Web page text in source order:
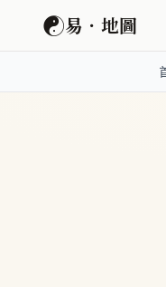
☯易．地圖